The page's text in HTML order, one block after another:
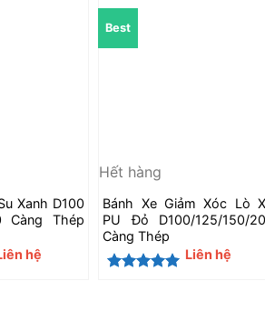
5
sao
Xanh D100
Càng Thép
hệ
Best
Hết hàng
Bánh Xe Giảm Xóc Lò
PU Đỏ D100/125/150/
Càng Thép
Liên hệ